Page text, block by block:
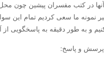
در کتب مفسران پیشین چون محل
ما سعی کردیم تمام این
به طور دقیقه به پاسخگویی از
پرسش و پاسخ: